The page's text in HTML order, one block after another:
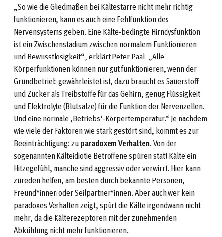
„So wie die Gliedmaßen bei Kältestarre nicht mehr richtig
funktionieren, kann es auch eine Fehlfunktion des
Nervensystems geben. Eine Kälte-bedingte Hirndysfunktion
ist ein Zwischenstadium zwischen normalem Funktionieren
und Bewusstlosigkeit“, erklärt Peter Paal. „Alle
Körperfunktionen können nur gut funktionieren, wenn der
Grundbetrieb gewährleistet ist, dazu braucht es Sauerstoff
und Zucker als Treibstoffe für das Gehirn, genug Flüssigkeit
und Elektrolyte (Blutsalze) für die Funktion der Nervenzellen.
Und eine normale ‚Betriebs‘-Körpertemperatur.“ Je nachdem
wie viele der Faktoren wie stark gestört sind, kommt es zur
Beeinträchtigung: zuparadoxem Verhalten. Von der
sogenannten Kälteidiotie Betroffene spüren statt Kälte ein
Hitzegefühl, manche sind aggressiv oder verwirrt. Hier kann
zureden helfen, am besten durch bekannte Personen,
Freund*innen oder Seilpartner*innen. Aber auch wer kein
paradoxes Verhalten zeigt, spürt die Kälte irgendwann nicht
mehr, da die Kälterezeptoren mit der zunehmenden
Abkühlung nicht mehr funktionieren.